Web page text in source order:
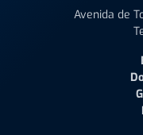
Avenida de